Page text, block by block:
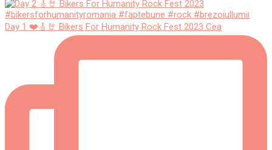
Day 1 ❤️🎸🤘 Bikers For Humanity Rock Fest 2023 Cea